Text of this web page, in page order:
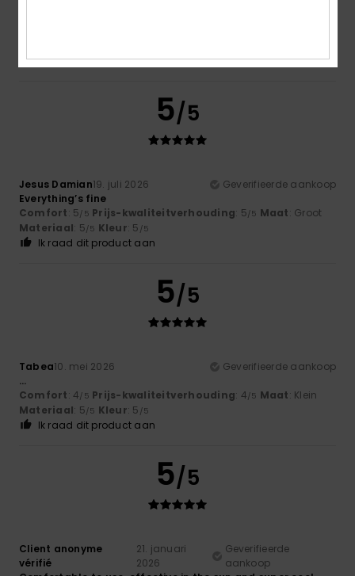
5/5
Jesus Damian19. juli 2026
Geverifieerde aankoop
Everything’s fine
Comfort: 5/5 Prijs-kwaliteitverhouding: 5/5 Maat: Groot
Materiaal: 5/5 Kleur: 5 /5
Ik raad dit product aan
5/5
Tabea10. mei 2026
Geverifieerde aankoop
...
Comfort: 4/5 Prijs-kwaliteitverhouding: 4/5 Maat: Klein
Materiaal: 5/5 Kleur: 5 /5
Ik raad dit product aan
5/5
Client anonyme
vérifié
21. januari
2026
Geverifieerde
aankoop